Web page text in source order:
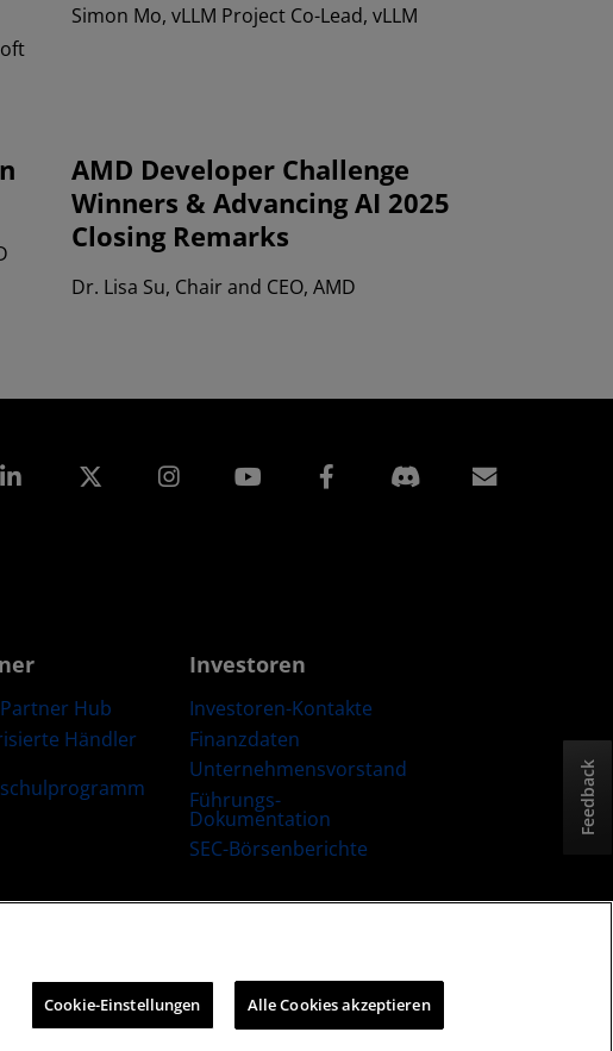
Simon Mo, vLLM Project Co-Lead, vLLM
AMD Developer Challenge
Winners & Advancing AI 2025
Closing Remarks
Dr. Lisa Su, Chair and CEO, AMD
LinkedIn Instagram Facebook
Hub
Händler
Investoren
Investoren-Kontakte
Finanzdaten
Unternehmensvorstand
Führungs-
Dokumentation
SEC-Börsenberichte
Steuerstrategie Cookie-Richtlinien Cookie-Einstellungen
Feedback
Cookie-Einstellungen Alle Cookies akzeptieren